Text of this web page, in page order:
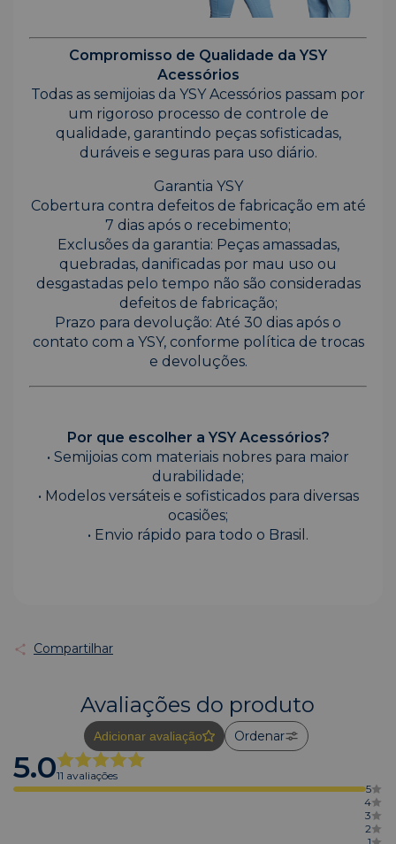
Compromisso de Qualidade da YSY
Acessórios
Todas as semijoias da YSY Acessórios passam por
um rigoroso processo de controle de
qualidade, garantindo peças sofisticadas,
duráveis e seguras para uso diário.
Garantia YSY
Cobertura contra defeitos de fabricação em até
7 dias após o recebimento;
Exclusões da garantia: Peças amassadas,
quebradas, danificadas por mau uso ou
desgastadas pelo tempo não são consideradas
defeitos de fabricação;
Prazo para devolução: Até 30 dias após o
contato com a YSY, conforme política de trocas
e devoluções.
Por que escolher a YSY Acessórios?
• Semijoias com materiais nobres para maior
durabilidade;
• Modelos versáteis e sofisticados para diversas
ocasiões;
• Envio rápido para todo o Brasil.
Compartilhar
Avaliações do produto
Adicionar avaliação Ordenar
5.011 avaliações
5
4
3
2